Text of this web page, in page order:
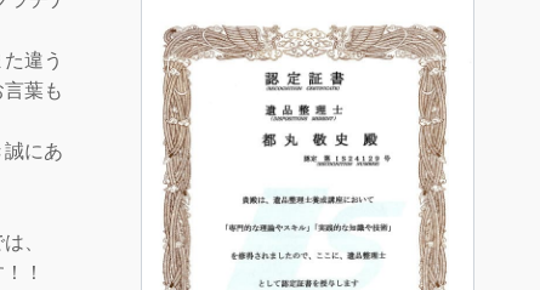
違う
葉も
にあ
、
！